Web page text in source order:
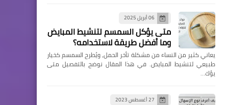
06 أبريل 2025
متى يؤكل السمسم لتنشيط المبايض
وما أفضل طريقة لاستخدامه؟
يعاني كثير من النساء من مشكلة تأخر الحمل، ويُطرح السمسم كخيار
طبيعي لتنشيط المبايض. في هذا المقال نوضح بالتفصيل متى
يؤك…
27 أغسطس 2023